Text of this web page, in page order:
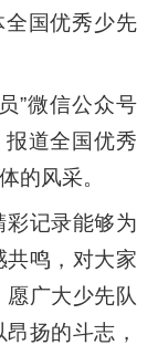
国优秀少先
”微信公众号
报道全国优秀
的风采。
记录能够为
共鸣，对大家
广大少先队
扬的斗志，